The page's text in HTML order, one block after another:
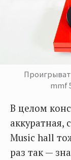
mmf
В целом
аккуратная,
Music hall
раз так —